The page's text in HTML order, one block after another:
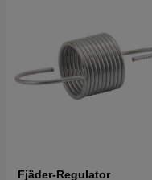
Fjäder-Regulator